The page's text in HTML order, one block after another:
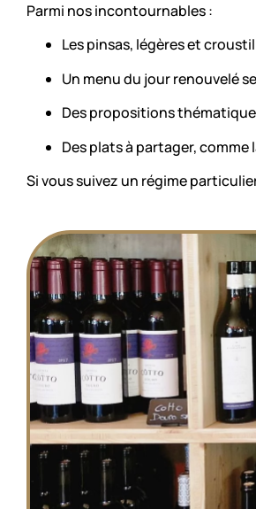
Parmi nos incontournables :
Les pinsas, légères et
Un menu du jour renouvelé
Des propositions
Des plats à partager,
Si vous suivez un régime